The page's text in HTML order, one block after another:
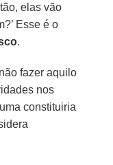
elas vão
Esse é o
.
fazer aquilo
nos
constituiria